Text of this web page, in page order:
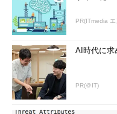
PR(ITmedia
AI時代に求
PR(＠IT)